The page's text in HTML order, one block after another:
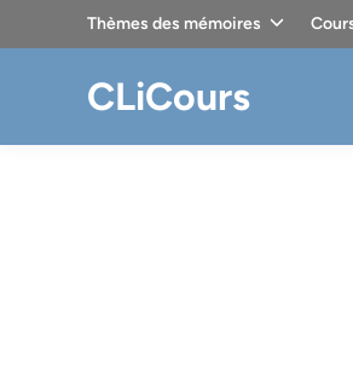
Thèmes des mémoires
CLiCours